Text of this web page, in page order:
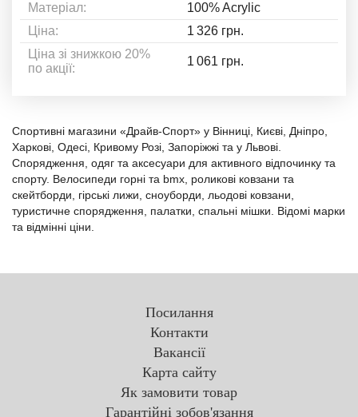
Матеріал:
100% Acrylic
Ціна:
1 326 грн.
Ціна зі знижкою 20%
по акції:
1 061 грн.
Спортивні магазини «Драйв-Спорт» у Вінниці, Києві, Дніпро,
Харкові, Одесі, Кривому Розі, Запоріжжі та у Львові.
Спорядження, одяг та аксесуари для активного відпочинку та
спорту. Велосипеди горні та bmx, роликові ковзани та
скейтборди, гірські лижи, сноуборди, льодові ковзани,
туристичне спорядження, палатки, спальні мішки. Відомі марки
та відмінні ціни.
Посилання
Контакти
Вакансії
Карта сайту
Як замовити товар
Гарантійні зобов'язання